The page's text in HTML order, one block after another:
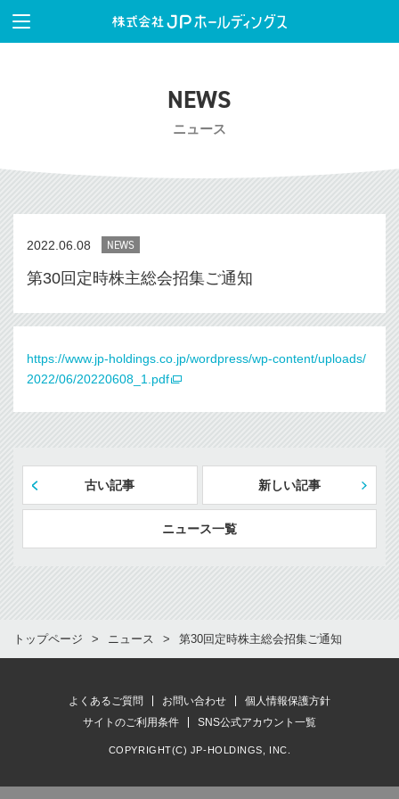
NEWS
ニュース
2022.06.08 NEWS
第30回定時株主総会招集ご通知
https://www.jp-holdings.co.jp/wordpress/wp-content/uploads/
2022/06/20220608_1.pdf
古い記事 新しい記事
ニュース一覧
トップページ ニュース 第30回定時株主総会招集ご通知
よくあるご質問 お問い合わせ
個人情報保護方針
サイトのご利用条件
SNS公式アカウント一覧
COPYRIGHT(C) JP-HOLDINGS, INC.